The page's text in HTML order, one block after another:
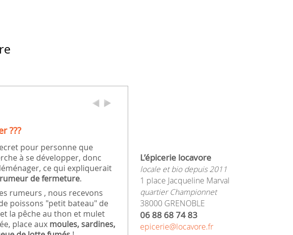
???
pour personne que
à se développer, donc
ce qui expliquerait
de fermeture.
rumeurs , nous recevons
poissons "petit bateau" de
et la pêche au thon et mulet
place aux moules, sardines,
L’épicerie locavore
locale et bio depuis 2011
1 place Jacqueline Marval
quartier Championnet
38000 GRENOBLE
06 88 68 74 83
epicerie@locavore.fr